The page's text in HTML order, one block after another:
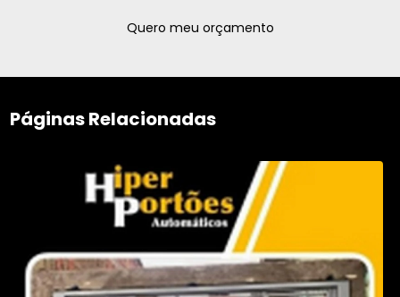
Quero meu orçamento
Páginas Relacionadas